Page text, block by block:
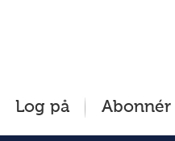
Log på Abonnér